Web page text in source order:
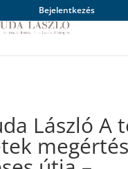
Bejelentkezés
László A